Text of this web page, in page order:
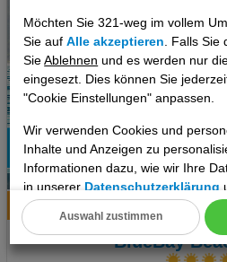
Möchten Sie 321-weg im vollem
Sie aufAlle akzeptieren . Falls
SieAblehnen und es werden nur
eingesezt. Dies können Sie
"Cookie Einstellungen" anpassen.
Wir verwenden Cookies und
Inhalte und Anzeigen zu
Informationen dazu, wie wir Ihre
in unsererDatenschutzerklärung
Datenschutz- und
Cookie Einstellungen
Auswahl zustimmen
Bilder
BlueBay